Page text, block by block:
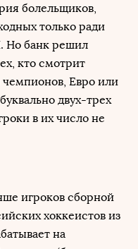
болельщиков,
только ради
Но банк решил
кто смотрит
Евро или
двух-трех
в их число не
игроков сборной
хоккеистов из
на